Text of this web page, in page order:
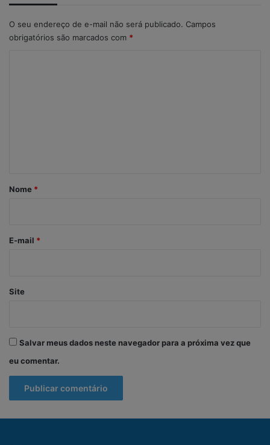
O seu endereço de e-mail não será publicado. Campos
obrigatórios são marcados com *
r
*
Nome *
E-mail *
Site
Salvar meus dados neste navegador para a próxima vez que
eu comentar.